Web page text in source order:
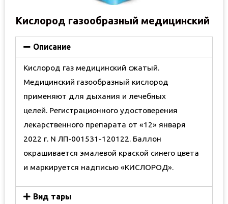
Кислород газообразный медицинский
Описание
Кислород газ медицинский сжатый.
Медицинский газообразный кислород
применяют для дыхания и лечебных
целей. Регистрационного удостоверения
лекарственного препарата от «12» января
2022 г. N ЛП-001531-120122. Баллон
окрашивается эмалевой краской синего цвета
и маркируется надписью «КИСЛОРОД».
Вид тары